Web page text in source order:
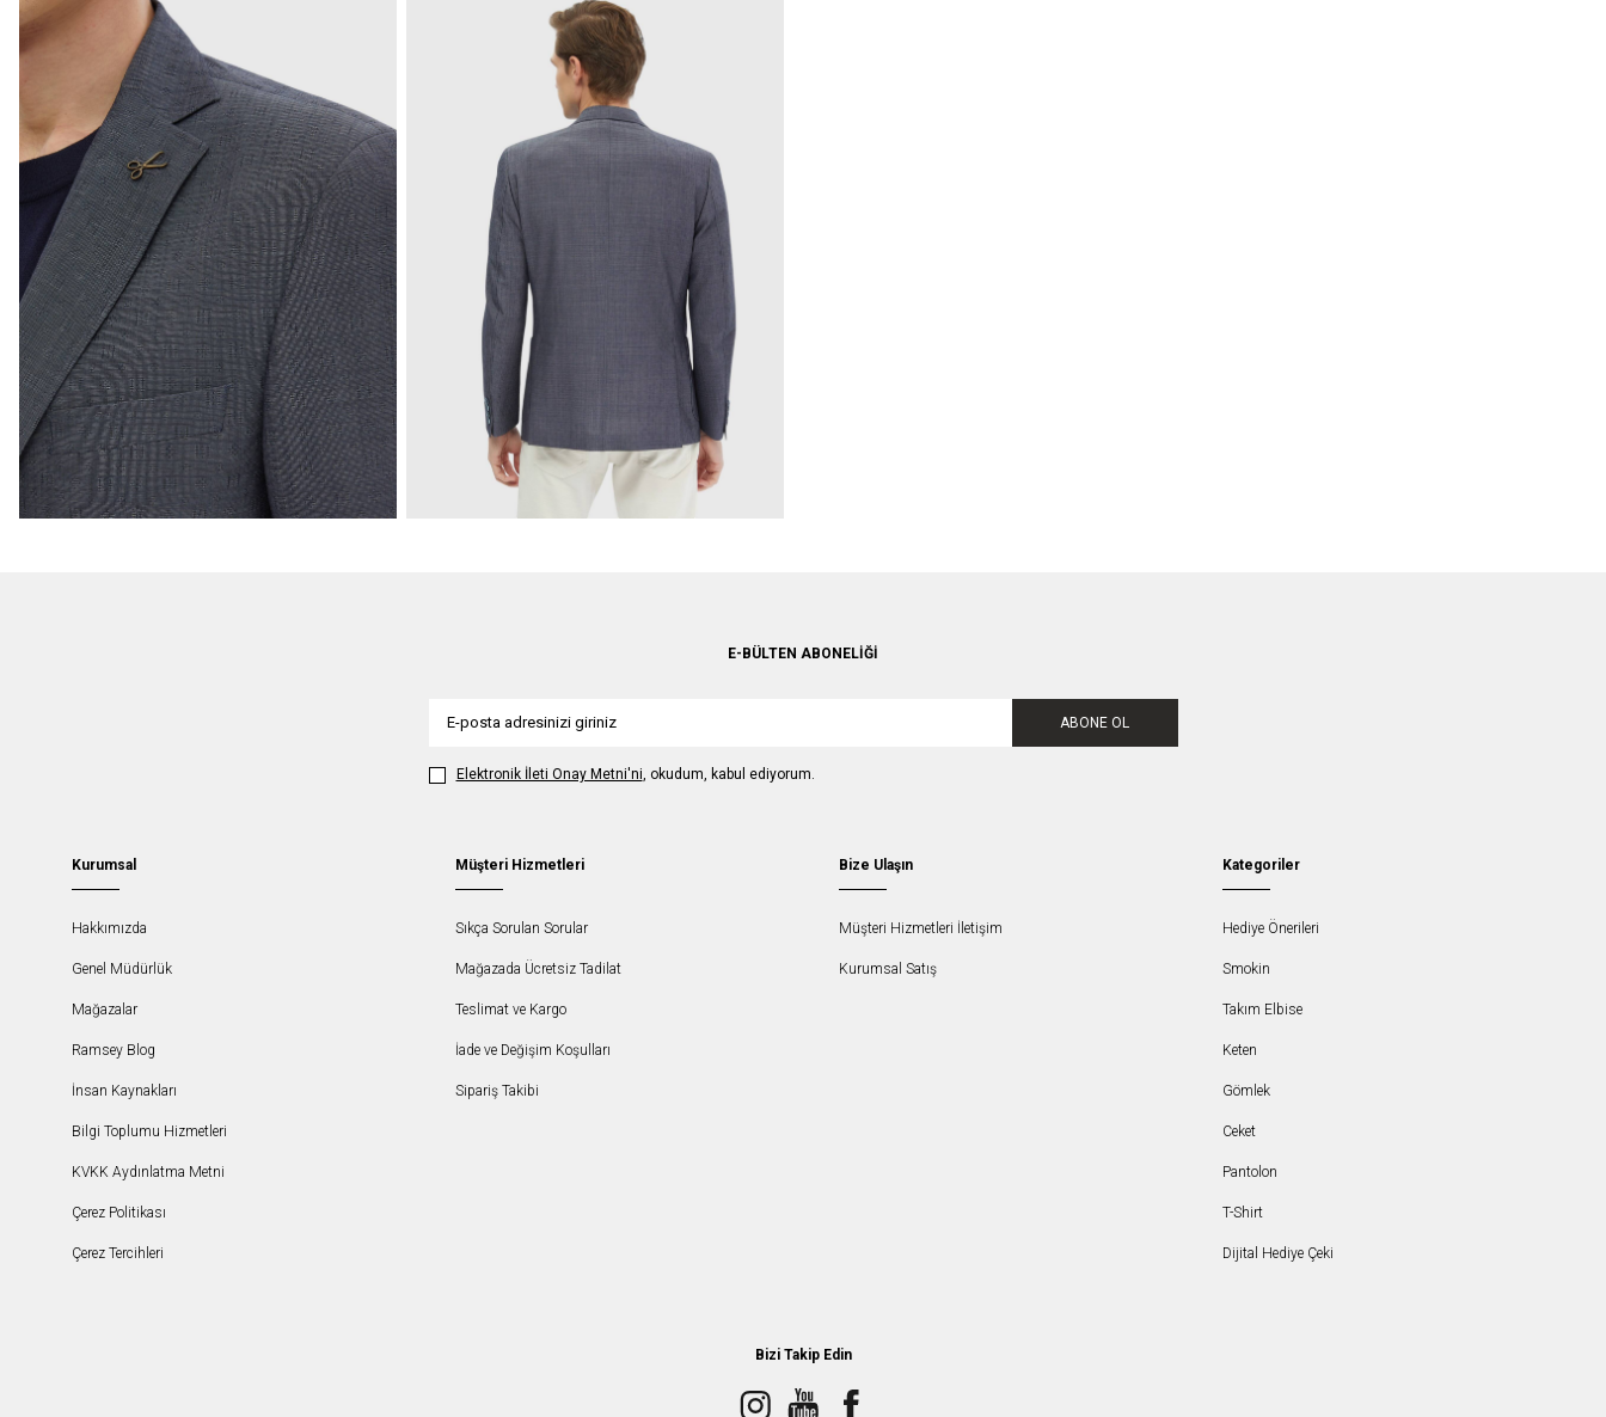
E-BÜLTEN ABONELIĞI
ABONE OL
Elektronik İleti Onay Metni'ni, okudum, kabul ediyorum.
Kurumsal
Hakkımızda
Genel Müdürlük
Mağazalar
Ramsey Blog
İnsan Kaynakları
Bilgi Toplumu Hizmetleri
KVKK Aydınlatma Metni
Çerez Politikası
Çerez Tercihleri
Müşteri Hizmetleri
Sıkça Sorulan Sorular
Mağazada Ücretsiz Tadilat
Teslimat ve Kargo
İade ve Değişim Koşulları
Sipariş Takibi
Bize Ulaşın
Müşteri Hizmetleri İletişim
Kurumsal Satış
Kategoriler
Hediye Önerileri
Smokin
Takım Elbise
Keten
Gömlek
Ceket
Pantolon
T-Shirt
Dijital Hediye Çeki
Bizi Takip Edin